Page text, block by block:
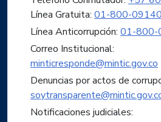
Línea Gratuita: 01-800-
Línea Anticorrupción: 01-800-
Correo Institucional:
minticresponde@mintic.gov.co
Denuncias por actos de
Notificaciones judiciales: